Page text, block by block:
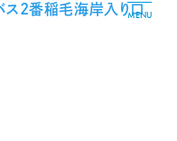
MENU
2番稲毛海岸入り口